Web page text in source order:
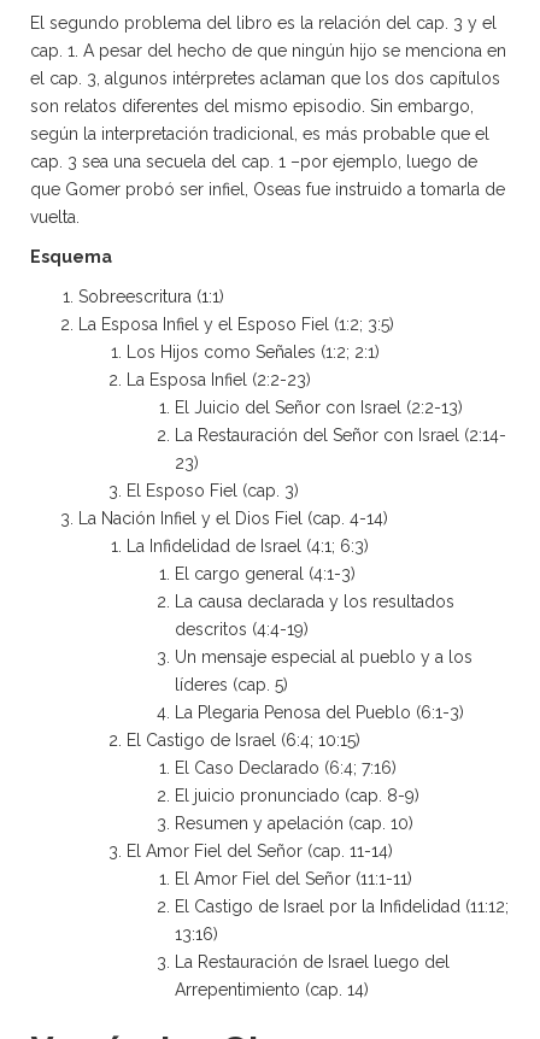
El segundo problema del libro es la relación del cap. 3 y el
cap. 1. A pesar del hecho de que ningún hijo se menciona en
el cap. 3, algunos intérpretes aclaman que los dos capítulos
son relatos diferentes del mismo episodio. Sin embargo,
según la interpretación tradicional, es más probable que el
cap. 3 sea una secuela del cap. 1 –por ejemplo, luego de
que Gomer probó ser infiel, Oseas fue instruido a tomarla de
vuelta.
Esquema
Sobreescritura (1:1)
La Esposa Infiel y el Esposo Fiel (1:2; 3:5)
Los Hijos como Señales (1:2; 2:1)
La Esposa Infiel (2:2-23)
El Juicio del Señor con Israel (2:2-13)
La Restauración del Señor con Israel (2:14-
23)
El Esposo Fiel (cap. 3)
La Nación Infiel y el Dios Fiel (cap. 4-14)
La Infidelidad de Israel (4:1; 6:3)
El cargo general (4:1-3)
La causa declarada y los resultados
descritos (4:4-19)
Un mensaje especial al pueblo y a los
líderes (cap. 5)
La Plegaria Penosa del Pueblo (6:1-3)
El Castigo de Israel (6:4; 10:15)
El Caso Declarado (6:4; 7:16)
El juicio pronunciado (cap. 8-9)
Resumen y apelación (cap. 10)
El Amor Fiel del Señor (cap. 11-14)
El Amor Fiel del Señor (11:1-11)
El Castigo de Israel por la Infidelidad (11:12;
13:16)
La Restauración de Israel luego del
Arrepentimiento (cap. 14)